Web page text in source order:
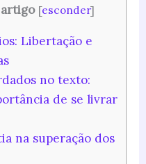
[esconder]
Libertação e
no texto:
de se livrar
na superação dos